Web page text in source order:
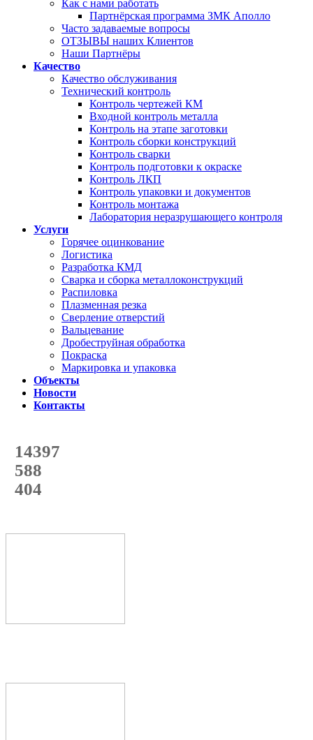
Как с нами работать
Партнёрская программа ЗМК Аполло
Часто задаваемые вопросы
ОТЗЫВЫ наших Клиентов
Наши Партнёры
Качество
Качество обслуживания
Технический контроль
Контроль чертежей КМ
Входной контроль металла
Контроль на этапе заготовки
Контроль сборки конструкций
Контроль сварки
Контроль подготовки к окраске
Контроль ЛКП
Контроль упаковки и документов
Контроль монтажа
Лаборатория неразрушающего контроля
Услуги
Горячее оцинкование
Логистика
Разработка КМД
Сварка и сборка металлоконструкций
Распиловка
Плазменная резка
Сверление отверстий
Вальцевание
Дробеструйная обработка
Покраска
Маркировка и упаковка
Объекты
Новости
Контакты
14397
с начала года
588
с начала месяца
404
с начала недели